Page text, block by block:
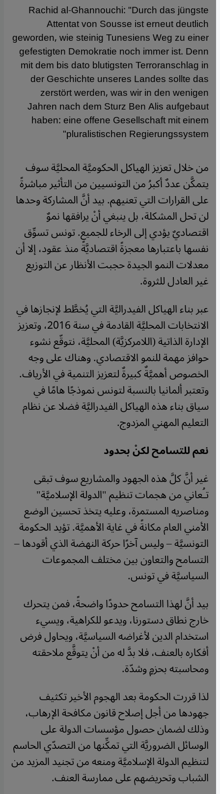
Rachid al-Ghannouchi: "Durch das jüngste
Attentat von Sousse ist erneut deutlich
geworden, wie steinig Tunesiens Weg zu einer
gefestigten Demokratie noch immer ist. Denn
mit dem bis dato blutigsten Terroranschlag in
der Geschichte unseres Landes sollte das
zerstört werden, was wir in den wenigen
Jahren nach dem Sturz Ben Alis aufgebaut
haben: eine offene Gesellschaft mit einem
pluralistischen Regierungssystem"
من خلال تعزيز الهياكل الحكوميَّة المحليَّة سوف
يتمكَّن عددٌ أكبرُ من التونسيين من التأثير مباشرةً
على القرارات التي تعنيهم. بيد أنَّ المشاركة وحدها
لن تحل المشكلة، بل ينبغي أنْ يرافقها نموٌ
اقتصاديٌ يؤدي إلى الرخاء للجميع. تونس تسوِّق
نفسها باعتبارها معجزةً اقتصاديَّةً منذ عقود، إلا أن
معدلات النمو الجيدة حجبت الأنظار عن التوزيع
غير العادل للثروة.
عبر بناء الهياكل الفيدراليَّة التي يُخطَّط لإنجازها في
الانتخابات المحليَّة القادمة في سنة 2016، وتعزيز
الإدارة الذاتية (اللامركزيَّة) المحليَّة، نتوقّع نشوء
حوافز مهمة للنمو الاقتصادي. وهناك على وجه
الخصوص أهميَّةٌ كبيرةٌ لتعزيز التنمية في الأرياف.
وتعتبر ألمانيا بالنسبة لتونس نموذجًا هامًا في
سياق بناء هذه الهياكل الفيدراليَّة فضلا عن نظام
التعليم المهني المزدوج.
نعم للتسامح لكنْ بحدود
غير أنَّ كلَّ هذه الجهود والمشاريع سوف تبقى
تـُعاني من هجمات تنظيم "الدولة الإسلاميَّة"
ومناصريه المستمرة، وعليه يتخذ تحسين الوضع
الأمني العام مكانةً في غاية الأهميَّة. تؤيد الحكومة
التونسيَّة – وليس آخرًا حركة النهضة الذي أقودها –
التسامح والتعاون بين مختلف المجموعات
السياسيَّة في تونس.
بيد أنَّ لهذا التسامح حدودًا واضحةً، فمن يتحرك
خارج نطاق دستورنا، ويدعو للكراهية، ويسيء
استخدام الدين لأغراضه السياسيَّة، ويحاول فرض
أفكاره بالعنف، فلا بدَّ له من أنْ يتوقَّع ملاحقته
ومحاسبته بحزمٍ وشدّة.
لذا قررت الحكومة بعد الهجوم الأخير تكثيف
جهودها من أجل إصلاح قانون مكافحة الإرهاب،
وذلك لضمان حصول مؤسسات الدولة على
الوسائل الضروريَّة التي تمكِّنها من التصدّي الحاسم
لتنظيم الدولة الإسلاميَّة ومنعه من تجنيد المزيد من
الشباب وتحريضهم على ممارسة العنف.